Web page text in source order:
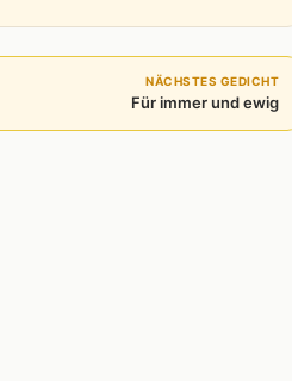
NÄCHSTES GEDICHT
Für immer und ewig